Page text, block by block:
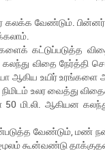
வேண்டும். பின்னர்
கட்டுப்படுத்த
கலந்து விதை
ஆகிய உயிர் உரங்களை
நிமிடம் உலர வைத்து
50 மி.லி. ஆகியன
வேண்டும், மண்
கூன்வண்டு